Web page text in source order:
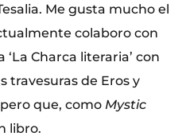
Me gusta mucho el
colaboro con
Charca literaria’ con
travesuras de Eros y
que, como Mystic
libro.